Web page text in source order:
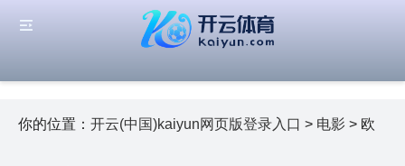
你的位置： 开云(中国)kaiyun网页版登录入口 > 电影 > 欧